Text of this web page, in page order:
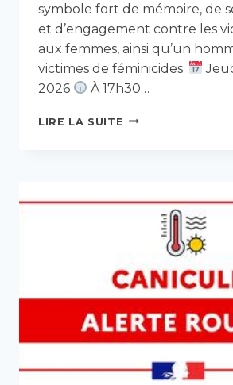
symbole fort de mémoire, de
et d’engagement contre les
aux femmes, ainsi qu’un
victimes de féminicides.
2026
À 17h30…
LIRE LA SUITE INVITATION
ROUGE